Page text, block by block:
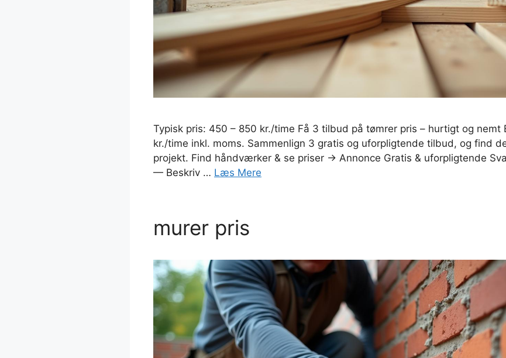
Typisk pris: 450 – 850 kr./time Få 3 tilbud på tømrer pris – hurtigt og nemt
kr./time inkl. moms. Sammenlign 3 gratis og uforpligtende tilbud, og find
projekt. Find håndværker & se priser → Annonce Gratis & uforpligtende
— Beskriv … Læs Mere
murer pris